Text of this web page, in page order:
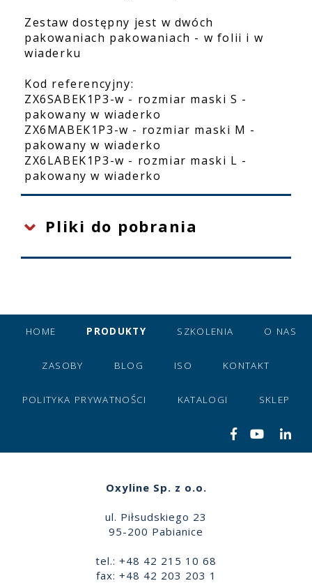
Zestaw dostępny jest w dwóch
pakowaniach pakowaniach - w folii i w
wiaderku
Kod referencyjny:
ZX6SABEK1P3-w - rozmiar maski S -
pakowany w wiaderko
ZX6MABEK1P3-w - rozmiar maski M -
pakowany w wiaderko
ZX6LABEK1P3-w - rozmiar maski L -
pakowany w wiaderko
Pliki do pobrania
HOME PRODUKTY SZKOLENIA O NAS
ZASOBY BLOG ISO KONTAKT
POLITYKA PRYWATNOŚCI KATALOGI SKLEP
Oxyline Sp. z o.o.
ul. Piłsudskiego 23
95-200 Pabianice
tel.: +48 42 215 10 68
fax: +48 42 203 203 1